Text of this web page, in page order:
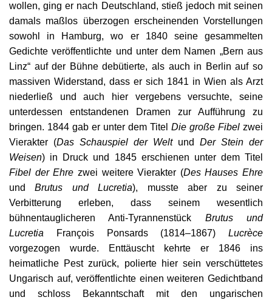
wollen, ging er nach Deutschland, stieß jedoch mit seinen
damals maßlos überzogen erscheinenden Vorstellungen
sowohl in Hamburg, wo er 1840 seine gesammelten
Gedichte veröffentlichte und unter dem Namen „Bern aus
Linz“ auf der Bühne debütierte, als auch in Berlin auf so
massiven Widerstand, dass er sich 1841 in Wien als Arzt
niederließ und auch hier vergebens versuchte, seine
unterdessen entstandenen Dramen zur Aufführung zu
bringen. 1844 gab er unter dem Titel Die große Fibel zwei
Vierakter (Das Schauspiel der Weltund Der Stein der
Weisen) in Druck und 1845 erschienen unter dem Titel
Fibel der Ehre zwei weitere Vierakter (Des Hauses Ehre
undBrutus und Lucretia), musste aber zu seiner
Verbitterung erleben, dass seinem wesentlich
bühnentauglicheren Anti-Tyrannenstück Brutus und
Lucretia François Ponsards (1814–1867) Lucrèce
vorgezogen wurde. Enttäuscht kehrte er 1846 ins
heimatliche Pest zurück, polierte hier sein verschüttetes
Ungarisch auf, veröffentlichte einen weiteren Gedichtband
und schloss Bekanntschaft mit den ungarischen